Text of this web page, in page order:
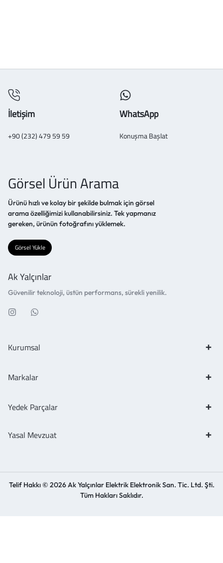
İletişim
+90 (232) 479 59 59
WhatsApp
Konuşma Başlat
Görsel Ürün Arama
Ürünü hızlı ve kolay bir şekilde bulmak için görsel
arama özelliğimizi kullanabilirsiniz. Tek yapmanız
gereken, ürünün fotoğrafını yüklemek.
Görsel Yükle
Ak Yalçınlar
Güvenilir teknoloji, üstün performans, sürekli yenilik.
Kurumsal
Markalar
Yedek Parçalar
Yasal Mevzuat
Telif Hakkı © 2026 Ak Yalçınlar Elektrik Elektronik San. Tic. Ltd. Şti.
Tüm Hakları Saklıdır.